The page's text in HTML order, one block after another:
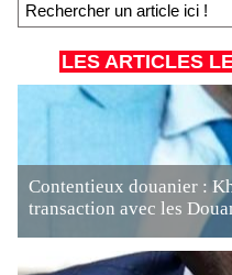
LES ARTICLES
Contentieux douanier :
transaction avec les